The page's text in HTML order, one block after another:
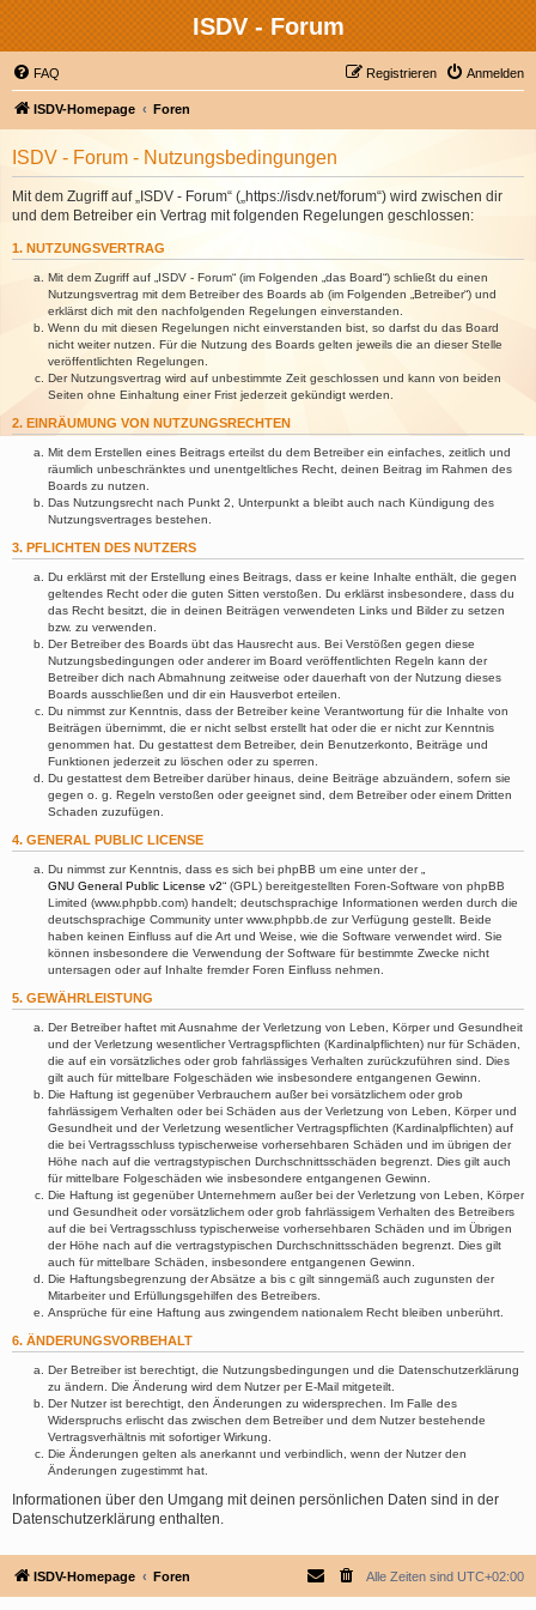
ISDV - Forum
FAQ Anmelden
Registrieren
ISDV-Homepage Foren
ISDV - Forum - Nutzungsbedingungen
Mit dem Zugriff auf „ISDV - Forum“ („https://isdv.net/forum“) wird zwischen dir
und dem Betreiber ein Vertrag mit folgenden Regelungen geschlossen:
1. NUTZUNGSVERTRAG
Mit dem Zugriff auf „ISDV - Forum“ (im Folgenden „das Board“) schließt du einen
Nutzungsvertrag mit dem Betreiber des Boards ab (im Folgenden „Betreiber“) und
erklärst dich mit den nachfolgenden Regelungen einverstanden.
Wenn du mit diesen Regelungen nicht einverstanden bist, so darfst du das Board
nicht weiter nutzen. Für die Nutzung des Boards gelten jeweils die an dieser Stelle
veröffentlichten Regelungen.
Der Nutzungsvertrag wird auf unbestimmte Zeit geschlossen und kann von beiden
Seiten ohne Einhaltung einer Frist jederzeit gekündigt werden.
2. EINRÄUMUNG VON NUTZUNGSRECHTEN
Mit dem Erstellen eines Beitrags erteilst du dem Betreiber ein einfaches, zeitlich und
räumlich unbeschränktes und unentgeltliches Recht, deinen Beitrag im Rahmen des
Boards zu nutzen.
Das Nutzungsrecht nach Punkt 2, Unterpunkt a bleibt auch nach Kündigung des
Nutzungsvertrages bestehen.
3. PFLICHTEN DES NUTZERS
Du erklärst mit der Erstellung eines Beitrags, dass er keine Inhalte enthält, die gegen
geltendes Recht oder die guten Sitten verstoßen. Du erklärst insbesondere, dass du
das Recht besitzt, die in deinen Beiträgen verwendeten Links und Bilder zu setzen
bzw. zu verwenden.
Der Betreiber des Boards übt das Hausrecht aus. Bei Verstößen gegen diese
Nutzungsbedingungen oder anderer im Board veröffentlichten Regeln kann der
Betreiber dich nach Abmahnung zeitweise oder dauerhaft von der Nutzung dieses
Boards ausschließen und dir ein Hausverbot erteilen.
Du nimmst zur Kenntnis, dass der Betreiber keine Verantwortung für die Inhalte von
Beiträgen übernimmt, die er nicht selbst erstellt hat oder die er nicht zur Kenntnis
genommen hat. Du gestattest dem Betreiber, dein Benutzerkonto, Beiträge und
Funktionen jederzeit zu löschen oder zu sperren.
Du gestattest dem Betreiber darüber hinaus, deine Beiträge abzuändern, sofern sie
gegen o. g. Regeln verstoßen oder geeignet sind, dem Betreiber oder einem Dritten
Schaden zuzufügen.
4. GENERAL PUBLIC LICENSE
Du nimmst zur Kenntnis, dass es sich bei phpBB um eine unter der „
GNU General Public License v2“ (GPL) bereitgestellten Foren-Software von phpBB
Limited (www.phpbb.com) handelt; deutschsprachige Informationen werden durch die
deutschsprachige Community unter www.phpbb.de zur Verfügung gestellt. Beide
haben keinen Einfluss auf die Art und Weise, wie die Software verwendet wird. Sie
können insbesondere die Verwendung der Software für bestimmte Zwecke nicht
untersagen oder auf Inhalte fremder Foren Einfluss nehmen.
5. GEWÄHRLEISTUNG
Der Betreiber haftet mit Ausnahme der Verletzung von Leben, Körper und Gesundheit
und der Verletzung wesentlicher Vertragspflichten (Kardinalpflichten) nur für Schäden,
die auf ein vorsätzliches oder grob fahrlässiges Verhalten zurückzuführen sind. Dies
gilt auch für mittelbare Folgeschäden wie insbesondere entgangenen Gewinn.
Die Haftung ist gegenüber Verbrauchern außer bei vorsätzlichem oder grob
fahrlässigem Verhalten oder bei Schäden aus der Verletzung von Leben, Körper und
Gesundheit und der Verletzung wesentlicher Vertragspflichten (Kardinalpflichten) auf
die bei Vertragsschluss typischerweise vorhersehbaren Schäden und im übrigen der
Höhe nach auf die vertragstypischen Durchschnittsschäden begrenzt. Dies gilt auch
für mittelbare Folgeschäden wie insbesondere entgangenen Gewinn.
Die Haftung ist gegenüber Unternehmern außer bei der Verletzung von Leben, Körper
und Gesundheit oder vorsätzlichem oder grob fahrlässigem Verhalten des Betreibers
auf die bei Vertragsschluss typischerweise vorhersehbaren Schäden und im Übrigen
der Höhe nach auf die vertragstypischen Durchschnittsschäden begrenzt. Dies gilt
auch für mittelbare Schäden, insbesondere entgangenen Gewinn.
Die Haftungsbegrenzung der Absätze a bis c gilt sinngemäß auch zugunsten der
Mitarbeiter und Erfüllungsgehilfen des Betreibers.
Ansprüche für eine Haftung aus zwingendem nationalem Recht bleiben unberührt.
6. ÄNDERUNGSVORBEHALT
Der Betreiber ist berechtigt, die Nutzungsbedingungen und die Datenschutzerklärung
zu ändern. Die Änderung wird dem Nutzer per E-Mail mitgeteilt.
Der Nutzer ist berechtigt, den Änderungen zu widersprechen. Im Falle des
Widerspruchs erlischt das zwischen dem Betreiber und dem Nutzer bestehende
Vertragsverhältnis mit sofortiger Wirkung.
Die Änderungen gelten als anerkannt und verbindlich, wenn der Nutzer den
Änderungen zugestimmt hat.
Informationen über den Umgang mit deinen persönlichen Daten sind in der
Datenschutzerklärung enthalten.
ISDV-Homepage Foren Alle Zeiten sind UTC+02:00